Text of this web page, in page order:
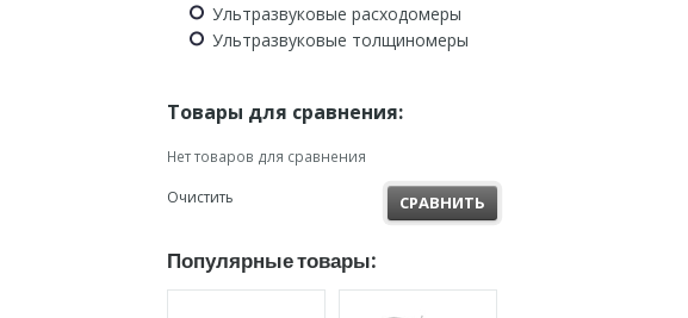
Ультразвуковые расходомеры
Ультразвуковые толщиномеры
Товары для сравнения:
Нет товаров для сравнения
Очистить
СРАВНИТЬ
Популярные товары: